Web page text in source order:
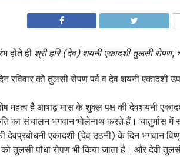
होते ही श्री हरि (देव) शयनी एकादशी तुलसी रोपण,
को तुलसी रोपण पर्व व देव शयनी एकादशी
महत्व है आषाढ़ मास के शुक्ल पक्ष की देवशयनी
का संचालन भगवान भोलेनाथ करते हैं। चातुर्मास में
देवप्रबोधनी एकादशी (देव उठनी) के दिन भगवान
तुलसी पौधा रोपण भी किया जाता है। और देवी